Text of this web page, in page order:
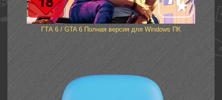
ГТА 6 / GTA 6 Полная версия для Windows ПК